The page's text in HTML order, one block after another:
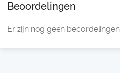
Beoordelingen
Er zijn nog geen beoordelingen